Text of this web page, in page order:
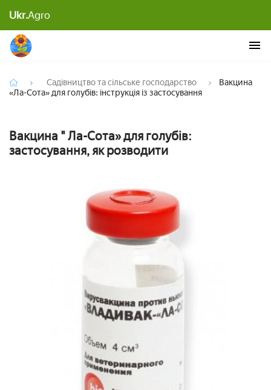
Ukr.Agroзастосування
Садівництво та сільське господарство
Вакцина
«Ла-Сота» для голубів: інструкція із застосування
Вакцина " Ла-Сота» для голубів:
застосування, як розводити